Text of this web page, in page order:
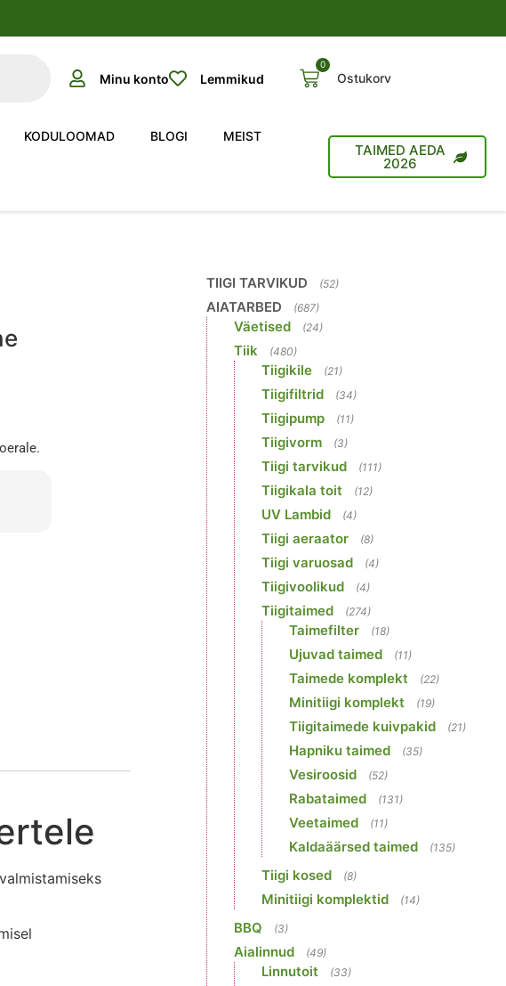
Minu konto Lemmikud
0
Ostukorv
KODULOOMAD BLOGI MEIST
TAIMED AEDA
2026
TIIGI TARVIKUD (52)
AIATARBED (687)
Väetised (24)
Tiik (480)
Tiigikile (21)
Tiigifiltrid (34)
Tiigipump (11)
Tiigivorm (3)
Tiigi tarvikud (111)
Tiigikala toit (12)
UV Lambid (4)
Tiigi aeraator (8)
Tiigi varuosad (4)
Tiigivoolikud (4)
Tiigitaimed (274)
Taimefilter (18)
Ujuvad taimed (11)
Taimede komplekt (22)
Minitiigi komplekt (19)
Tiigitaimede kuivpakid (21)
Hapniku taimed (35)
Vesiroosid (52)
Rabataimed (131)
Veetaimed (11)
Kaldaäärsed taimed (135)
Tiigi kosed (8)
Minitiigi komplektid (14)
BBQ (3)
Aialinnud (49)
Linnutoit (33)